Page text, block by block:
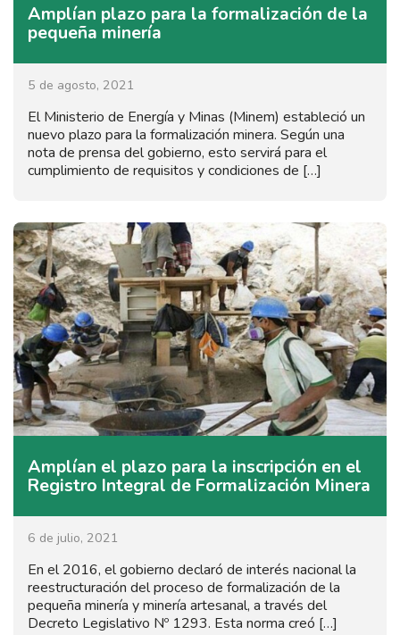
Amplían plazo para la formalización de la
pequeña minería
5 de agosto, 2021
El Ministerio de Energía y Minas (Minem) estableció un
nuevo plazo para la formalización minera. Según una
nota de prensa del gobierno, esto servirá para el
cumplimiento de requisitos y condiciones de […]
Amplían el plazo para la inscripción en el
Registro Integral de Formalización Minera
6 de julio, 2021
En el 2016, el gobierno declaró de interés nacional la
reestructuración del proceso de formalización de la
pequeña minería y minería artesanal, a través del
Decreto Legislativo Nº 1293. Esta norma creó […]